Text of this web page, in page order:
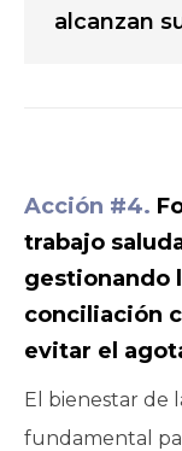
alcanzan
Acción #4.
trabajo
gestionando
conciliación
evitar el
El bienestar de
fundamental